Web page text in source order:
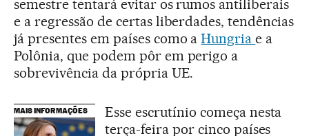
semestre tentará evitar os rumos antiliberais
e a regressão de certas liberdades, tendências
já presentes em países como aHungriae a
Polônia, que podem pôr em perigo a
sobrevivência da própria UE.
MAIS INFORMAÇÕES
Esse escrutínio começa nesta
terça-feira por cinco países